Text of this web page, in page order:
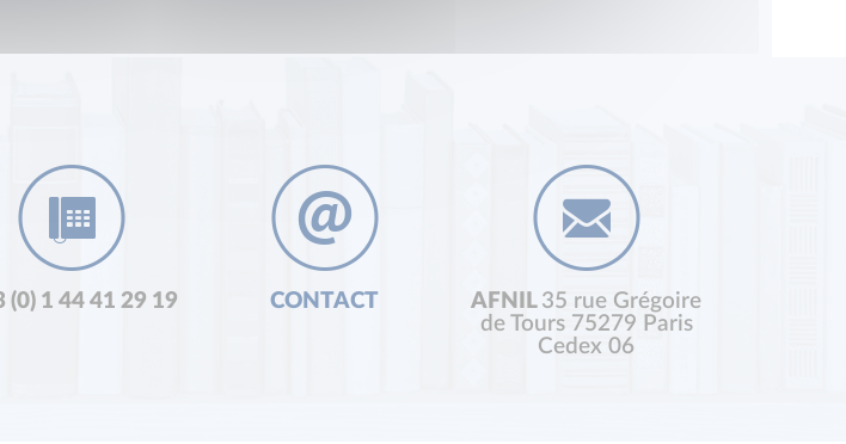
(0) 1 44 41 29 19 CONTACT AFNIL 35 rue Grégoire
de Tours 75279 Paris
Cedex 06